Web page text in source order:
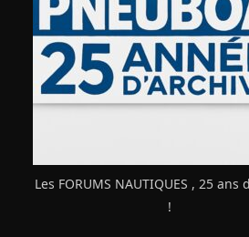
Les FORUMS NAUTIQUES , 25 ans
!